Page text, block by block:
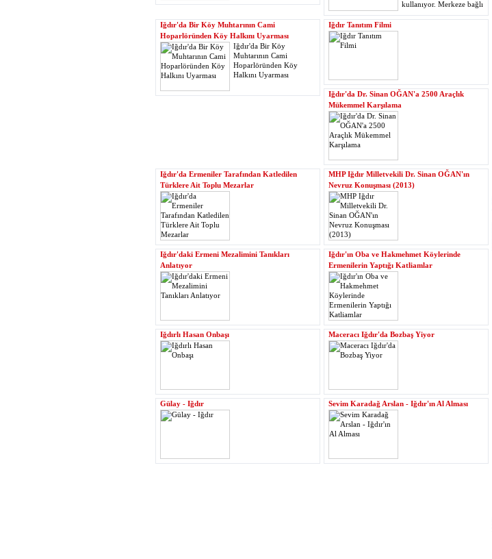
kullanıyor. Merkeze bağlı
Asma köyünde bir dağın
yamacında bulunan mağaradaki mescit,
görenlerin ilgisini çekiyor.
Iğdır'da Bir Köy Muhtarının Cami
Hoparlöründen Köy Halkını Uyarması
Iğdır'da Bir Köy
Muhtarının Cami
Hoparlöründen Köy
Halkını Uyarması
Iğdır Tanıtım Filmi
Iğdır'da Dr. Sinan OĞAN'a 2500 Araçlık
Mükemmel Karşılama
Iğdır'da Ermeniler Tarafından Katledilen
Türklere Ait Toplu Mezarlar
MHP Iğdır Milletvekili Dr. Sinan OĞAN'ın
Nevruz Konuşması (2013)
Iğdır'daki Ermeni Mezalimini Tanıkları
Anlatıyor
Iğdır'ın Oba ve Hakmehmet Köylerinde
Ermenilerin Yaptığı Katliamlar
Iğdırlı Hasan Onbaşı Maceracı Iğdır'da Bozbaş Yiyor
Gülay - Iğdır Sevim Karadağ Arslan - Iğdır'ın Al Alması